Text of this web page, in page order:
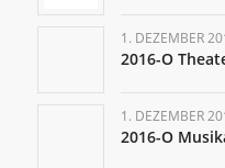
1. DEZEMBER
2016-O
1. DEZEMBER
2016-O